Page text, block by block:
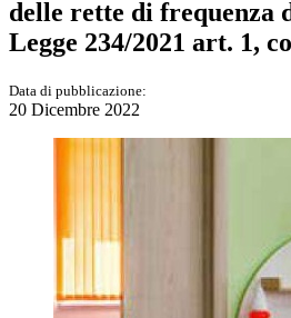
delle rette di frequenza
Legge 234/2021 art. 1,
Data di pubblicazione:
20 Dicembre 2022